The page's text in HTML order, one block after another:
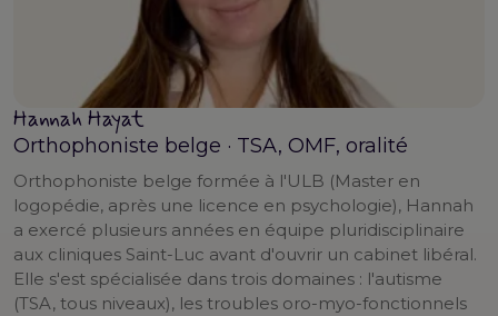
Hannah Hayat
Orthophoniste belge · TSA, OMF, oralité
Orthophoniste belge formée à l'ULB (Master en
logopédie, après une licence en psychologie), Hannah
a exercé plusieurs années en équipe pluridisciplinaire
aux cliniques Saint-Luc avant d'ouvrir un cabinet libéral.
Elle s'est spécialisée dans trois domaines : l'autisme
(TSA, tous niveaux), les troubles oro-myo-fonctionnels